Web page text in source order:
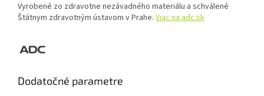
Vyrobené zo zdravotne nezávadného materiálu a schválené
Štátnym zdravotným ústavom v Prahe. Viac na adc.sk
Dodatočné parametre